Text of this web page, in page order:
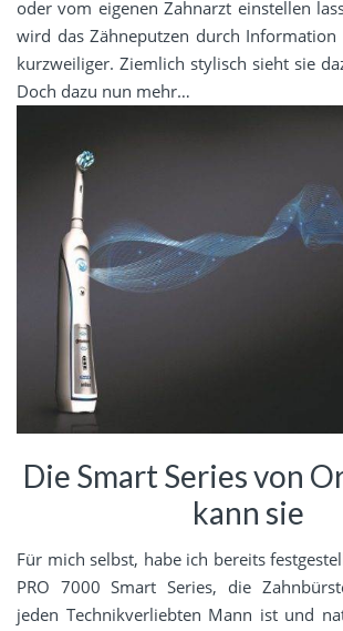
oder vom eigenen Zahnarzt einstellen
wird das Zähneputzen durch
kurzweiliger. Ziemlich stylisch sieht sie
Doch dazu nun mehr…
Die Smart Series von
kann sie
Für mich selbst, habe ich bereits
PRO 7000 Smart Series, die
jeden Technikverliebten Mann ist und